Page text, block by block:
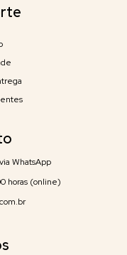
WhatsApp
horas (online)